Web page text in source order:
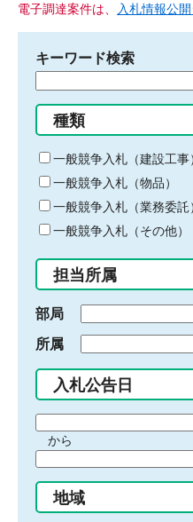
電子調達案件は、 入札情報公
キーワード検索
る
キ
ー
ワ
ー
ド
入
力
種類
一般競争入札（建設工事
一般競争入札（物品）
一般競争入札（業務委託
一般競争入札（その他）
担当所属
部局
所属
入札公告日
間
始
り
から
間
終
地域